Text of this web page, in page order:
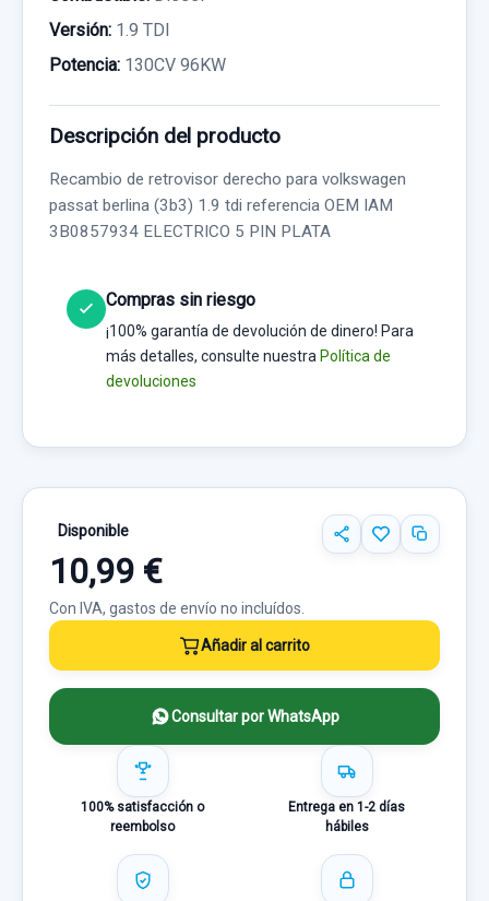
Versión: 1.9 TDI
Potencia: 130CV 96KW
Descripción del producto
Recambio de retrovisor derecho para volkswagen
passat berlina (3b3) 1.9 tdi referencia OEM IAM
3B0857934 ELECTRICO 5 PIN PLATA
Compras sin riesgo
¡100% garantía de devolución de dinero! Para
más detalles, consulte nuestra Política de
devoluciones
Disponible
10,99 €
Con IVA, gastos de envío no incluídos.
Añadir al carrito
Consultar por WhatsApp
100% satisfacción o
reembolso
Entrega en 1-2 días
hábiles